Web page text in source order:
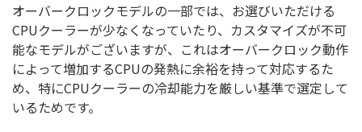
オーバークロックモデルの一部では、お選びいただける
CPUクーラーが少なくなっていたり、カスタマイズが不可
能なモデルがございますが、これはオーバークロック動作
によって増加するCPUの発熱に余裕を持って対応するた
め、特にCPUクーラーの冷却能力を厳しい基準で選定して
いるためです。